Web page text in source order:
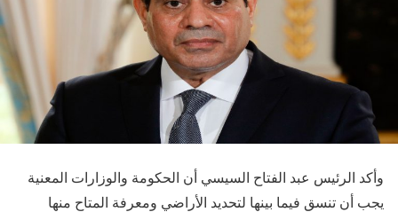
وأكد الرئيس عبد الفتاح السيسي أن الحكومة والوزارات المعنية
يجب أن تنسق فيما بينها لتحديد الأراضي ومعرفة المتاح منها